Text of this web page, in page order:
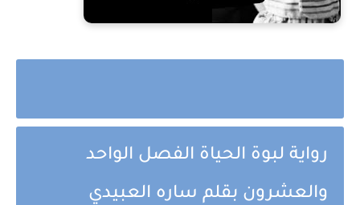
رواية لبوة الحياة الفصل الواحد
والعشرون بقلم ساره العبيدي